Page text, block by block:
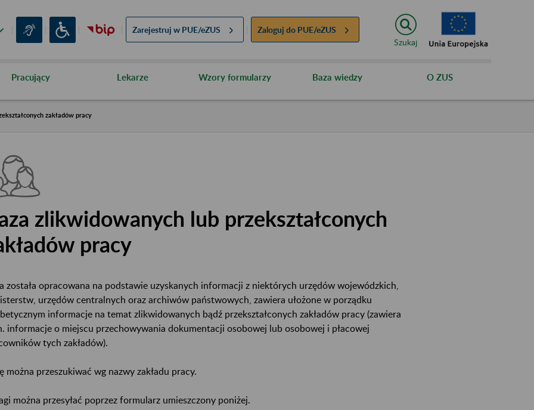
Zarejestruj w PUE/eZUS Zaloguj do PUE/eZUS
Szukaj
Pracujący Lekarze Wzory formularzy Baza wiedzy O ZUS
zakładów pracy
zlikwidowanych lub przekształconych
pracy
została opracowana na podstawie uzyskanych informacji z niektórych urzędów wojewódzkich,
urzędów centralnych oraz archiwów państwowych, zawiera ułożone w porządku
informacje na temat zlikwidowanych bądź przekształconych zakładów pracy (zawiera
informacje o miejscu przechowywania dokumentacji osobowej lub osobowej i płacowej
tych zakładów).
można przeszukiwać wg nazwy zakładu pracy.
można przesyłać poprzez formularz umieszczony poniżej.